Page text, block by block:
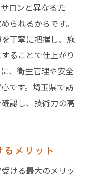
ロンと異なるた
られるからです。
丁寧に把握し、施
ることで仕上がり
、衛生管理や安全
です。埼玉県で訪
認し、技術力の高
メリット
ける最大のメリッ